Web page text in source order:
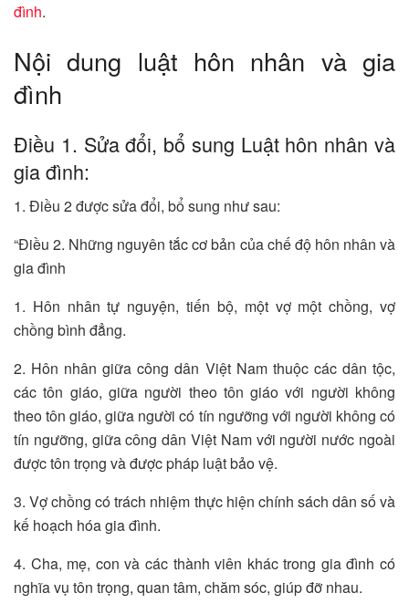
đình.
Nội dung luật hôn nhân và gia
đình
Điều 1. Sửa đổi, bổ sung Luật hôn nhân và
gia đình:
1. Điều 2 được sửa đổi, bổ sung như sau:
“Điều 2. Những nguyên tắc cơ bản của chế độ hôn nhân và
gia đình
1. Hôn nhân tự nguyện, tiến bộ, một vợ một chồng, vợ
chồng bình đẳng.
2. Hôn nhân giữa công dân Việt Nam thuộc các dân tộc,
các tôn giáo, giữa người theo tôn giáo với người không
theo tôn giáo, giữa người có tín ngưỡng với người không có
tín ngưỡng, giữa công dân Việt Nam với người nước ngoài
được tôn trọng và được pháp luật bảo vệ.
3. Vợ chồng có trách nhiệm thực hiện chính sách dân số và
kế hoạch hóa gia đình.
4. Cha, mẹ, con và các thành viên khác trong gia đình có
nghĩa vụ tôn trọng, quan tâm, chăm sóc, giúp đỡ nhau.